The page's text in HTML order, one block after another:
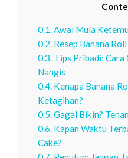
0.1.Awal Mula
0.2.Resep Banana
0.3.Tips Pribadi: Cara
Nangis
0.4.Kenapa Banana
Ketagihan?
0.5.Gagal Bikin?
0.6.Kapan Waktu
Cake?